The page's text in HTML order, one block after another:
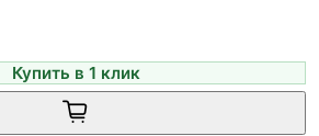
Купить в 1 клик